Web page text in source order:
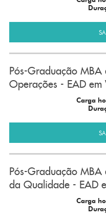
Pós-Graduação
Operações - EAD em
Carga
Pós-Graduação MBA
da Qualidade - EAD
Carga